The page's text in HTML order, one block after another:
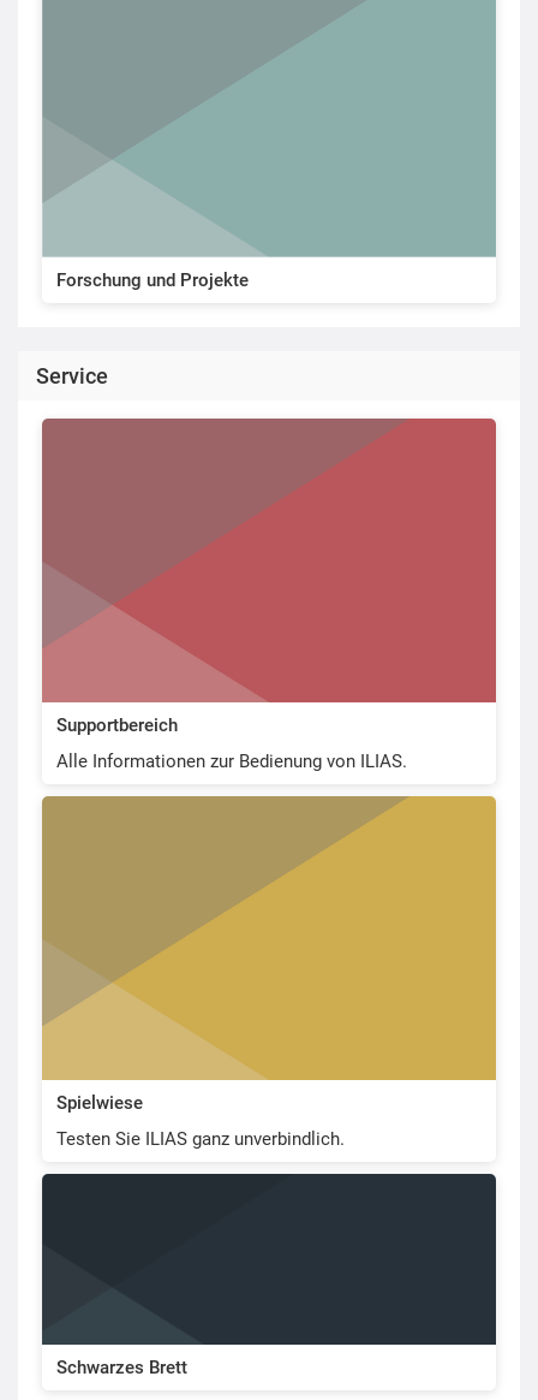
Forschung und Projekte
Service
Supportbereich
Alle Informationen zur Bedienung von ILIAS.
Spielwiese
Testen Sie ILIAS ganz unverbindlich.
Schwarzes Brett